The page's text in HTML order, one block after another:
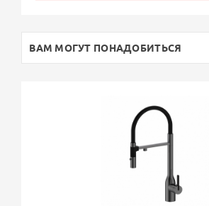
ВАМ МОГУТ ПОНАДОБИТЬСЯ